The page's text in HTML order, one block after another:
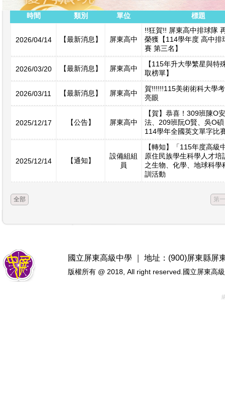
時間 類別 單位 標題
2026/04/14 【最新消息】 屏東高中
!!狂賀!! 屏東高中排球隊
榮獲【114學年度 高中排
賽 第三名】
2026/03/20 【最新消息】 屏東高中
【115年升大學繁星與特
取榜單】
2026/03/11 【最新消息】 屏東高中
賀!!!!!!115美術術科大學
亮眼
2025/12/17 【公告】 屏東高中
【賀】恭喜！309班陳O
法、209班阮O賢、吳O
114學年全國英文單字比
2025/12/14 【通知】
設備組組
員
【轉知】「115年度高級
原住民族學生科學人才培
之生物、化學、地球科學
訓活動
全部 第
國立屏東高級中學 ｜ 地址：(900)屏東縣屏
版權所有 @ 2018, All right reserved.國立屏東高